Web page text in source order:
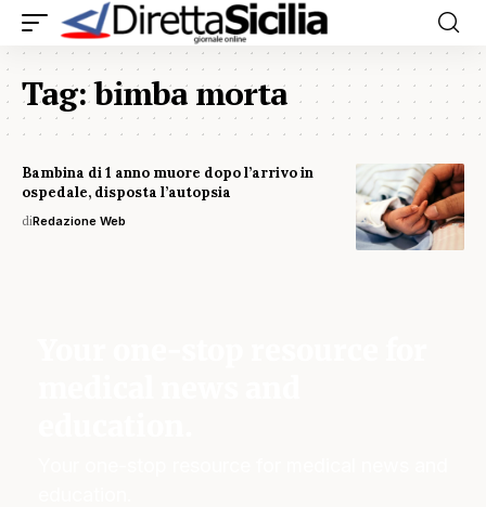
Tag:bimba morta
Bambina di 1 anno muore dopo l’arrivo in
ospedale, disposta l’autopsia
diRedazione Web